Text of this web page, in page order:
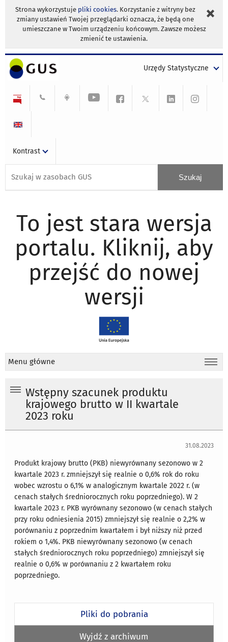
Strona wykorzystuje pliki cookies. Korzystanie z witryny bez
zmiany ustawień Twojej przeglądarki oznacza, że będą one
umieszczane w Twoim urządzeniu końcowym. Zawsze możesz
zmienić te ustawienia.
Urzędy Statystyczne
Kontrast
To jest stara wersja
portalu. Kliknij, aby
przejść do nowej
wersji
Menu główne
Wstępny szacunek produktu
krajowego brutto w II kwartale
2023 roku
31.08.2023
Produkt krajowy brutto (PKB) niewyrównany sezonowo w 2
kwartale 2023 r. zmniejszył się realnie o 0,6% rok do roku
wobec wzrostu o 6,1% w analogicznym kwartale 2022 r. (w
cenach stałych średniorocznych roku poprzedniego). W 2
kwartale 2023 r. PKB wyrównany sezonowo (w cenach stałych
przy roku odniesienia 2015) zmniejszył się realnie o 2,2% w
porównaniu z poprzednim kwartałem i był niższy niż przed
rokiem o 1,4%. PKB niewyrównany sezonowo (w cenach
stałych średniorocznych roku poprzedniego) zmniejszył się
realnie o 0,6% w porównaniu z 2 kwartałem roku
poprzedniego.
Pliki do pobrania
Wyjdź z archiwum